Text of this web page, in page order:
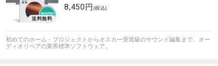
8,450円 (税込)
初めてのホーム・プロジェクトからオスカー受賞級のサウンド編集まで。オー
ディオリペアの業界標準ソフトウェア。